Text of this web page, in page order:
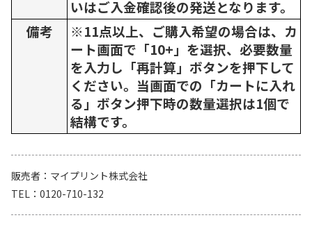
いはご入金確認後の発送となります。
備考
※11点以上、ご購入希望の場合は、カ
ート画面で「10+」を選択、必要数量
を入力し「再計算」ボタンを押下して
ください。当画面での「カートに入れ
る」ボタン押下時の数量選択は1個で
結構です。
販売者
マイプリント株式会社
TEL
0120-710-132